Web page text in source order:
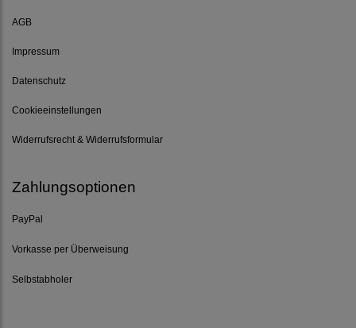
AGB
Impressum
Datenschutz
Cookieeinstellungen
Widerrufsrecht & Widerrufsformular
Zahlungsoptionen
PayPal
Vorkasse per Überweisung
Selbstabholer